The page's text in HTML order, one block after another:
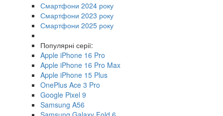
Смартфони 2024 року
Смартфони 2023 року
Смартфони 2025 року
Популярні серії:
Apple iPhone 16 Pro
Apple iPhone 16 Pro Max
Apple iPhone 15 Plus
OnePlus Ace 3 Pro
Google Pixel 9
Samsung A56